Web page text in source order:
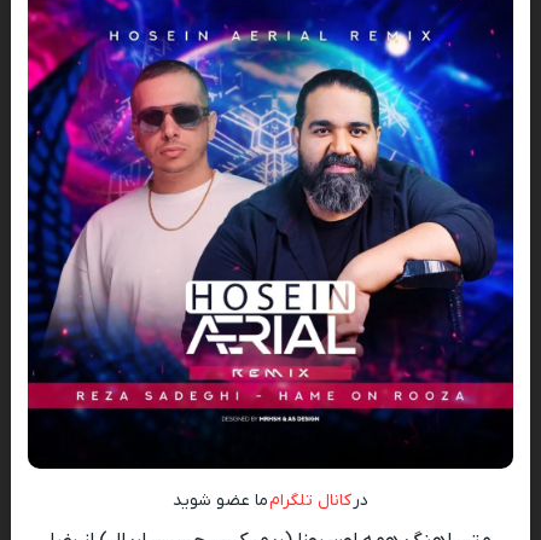
در کانال تلگرامما عضو شوید